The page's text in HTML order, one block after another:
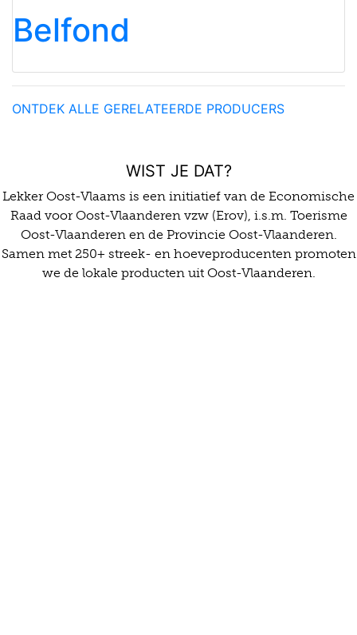
Belfond
ONTDEK ALLE GERELATEERDE PRODUCERS
WIST JE DAT?
Lekker Oost-Vlaams is een initiatief van de Economische
Raad voor Oost-Vlaanderen vzw (Erov), i.s.m. Toerisme
Oost-Vlaanderen en de Provincie Oost-Vlaanderen.
Samen met 250+ streek- en hoeveproducenten promoten
we de lokale producten uit Oost-Vlaanderen.